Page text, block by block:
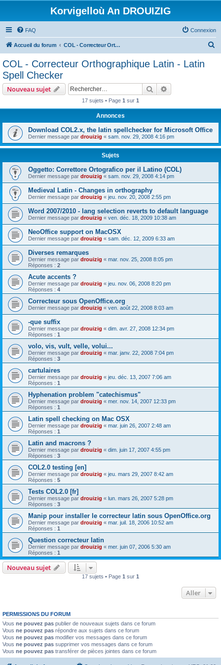
Korvigelloù An DROUIZIG
FAQ Connexion
Accueil du forum COL - Correcteur Orthographique Latin - Latin Spell Checker
COL - Correcteur Orthographique Latin - Latin
Spell Checker
Nouveau sujet Rechercher
17 sujets • Page 1 sur 1
Annonces
Download COL2.x, the latin spellchecker for Microsoft Office
Dernier message par drouizig « sam. nov. 29, 2008 4:16 pm
Sujets
Oggetto: Correttore Ortografico per il Latino (COL)
Dernier message par drouizig « sam. nov. 29, 2008 4:14 pm
Medieval Latin - Changes in orthography
Dernier message par drouizig « jeu. nov. 20, 2008 2:55 pm
Word 2007/2010 - lang selection reverts to default language
Dernier message par drouizig « ven. déc. 18, 2009 10:38 am
NeoOffice support on MacOSX
Dernier message par drouizig « sam. déc. 12, 2009 6:33 am
Diverses remarques
Dernier message par drouizig « mar. nov. 25, 2008 8:05 pm
Réponses : 2
Acute accents ?
Dernier message par drouizig « jeu. nov. 06, 2008 8:20 pm
Réponses : 4
Correcteur sous OpenOffice.org
Dernier message par drouizig « ven. août 22, 2008 8:03 am
-que suffix
Dernier message par drouizig « dim. avr. 27, 2008 12:34 pm
Réponses : 1
volo, vis, vult, velle, volui...
Dernier message par drouizig « mar. janv. 22, 2008 7:04 pm
Réponses : 3
cartulaires
Dernier message par drouizig « jeu. déc. 13, 2007 7:06 am
Réponses : 1
Hyphenation problem "catechismus"
Dernier message par drouizig « mer. nov. 14, 2007 12:33 pm
Réponses : 1
Latin spell checking on Mac OSX
Dernier message par drouizig « mar. juin 26, 2007 2:48 am
Réponses : 1
Latin and macrons ?
Dernier message par drouizig « dim. juin 17, 2007 4:55 pm
Réponses : 3
COL2.0 testing [en]
Dernier message par drouizig « jeu. mars 29, 2007 8:42 am
Réponses : 5
Tests COL2.0 [fr]
Dernier message par drouizig « lun. mars 26, 2007 5:28 pm
Réponses : 3
Manip pour installer le correcteur latin sous OpenOffice.org
Dernier message par drouizig « mar. juil. 18, 2006 10:52 am
Réponses : 1
Question correcteur latin
Dernier message par drouizig « mer. juin 07, 2006 5:30 am
Réponses : 1
Nouveau sujet
17 sujets • Page 1 sur 1
Aller
PERMISSIONS DU FORUM
Vous ne pouvez pas publier de nouveaux sujets dans ce forum
Vous ne pouvez pas répondre aux sujets dans ce forum
Vous ne pouvez pas modifier vos messages dans ce forum
Vous ne pouvez pas supprimer vos messages dans ce forum
Vous ne pouvez pas transférer de pièces jointes dans ce forum